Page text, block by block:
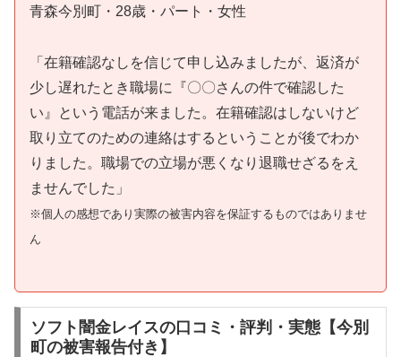
青森今別町・28歳・パート・女性
「在籍確認なしを信じて申し込みましたが、返済が
少し遅れたとき職場に『〇〇さんの件で確認した
い』という電話が来ました。在籍確認はしないけど
取り立てのための連絡はするということが後でわか
りました。職場での立場が悪くなり退職せざるをえ
ませんでした」
※個人の感想であり実際の被害内容を保証するものではありませ
ん
ソフト闇金レイスの口コミ・評判・実態【今別
町の被害報告付き】